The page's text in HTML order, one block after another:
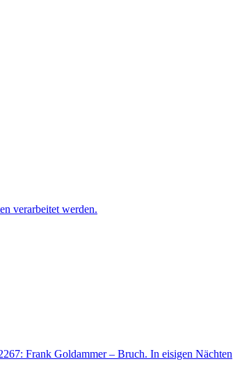
verarbeitet werden.
Frank Goldammer – Bruch. In eisigen Nächten